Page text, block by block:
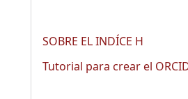
SOBRE EL INDÍCE H
Tutorial para crear el